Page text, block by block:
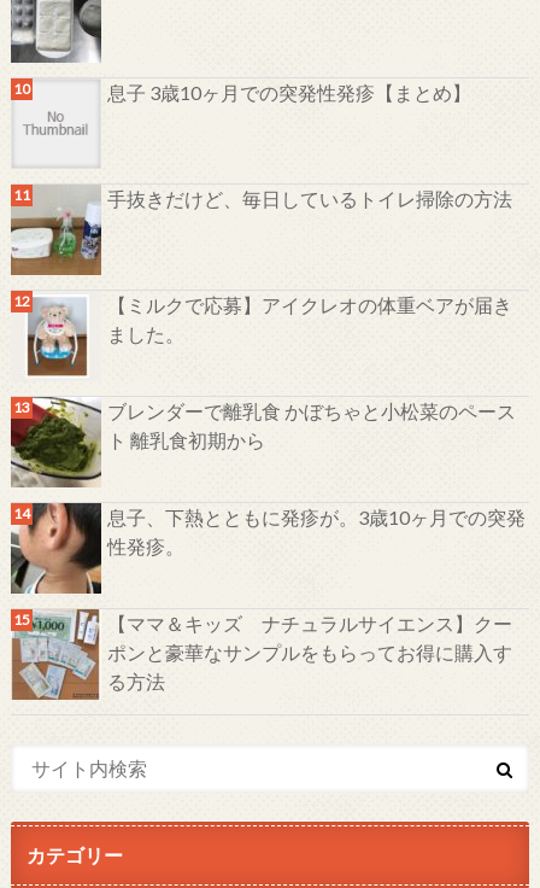
息子 3歳10ヶ月での突発性発疹【まとめ】
手抜きだけど、毎日しているトイレ掃除の方法
【ミルクで応募】アイクレオの体重ベアが届き
ました。
ブレンダーで離乳食 かぼちゃと小松菜のペース
ト 離乳食初期から
息子、下熱とともに発疹が。3歳10ヶ月での突発
性発疹。
【ママ＆キッズ ナチュラルサイエンス】クー
ポンと豪華なサンプルをもらってお得に購入す
る方法
カテゴリー